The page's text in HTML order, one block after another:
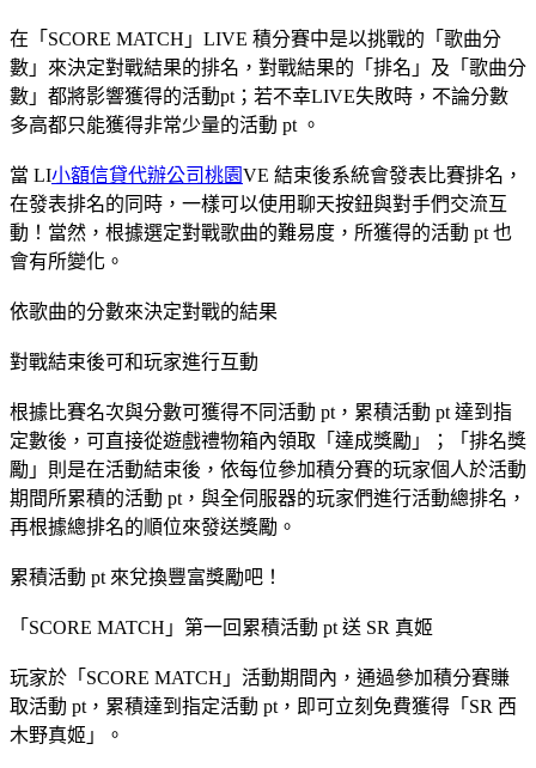
在「SCORE MATCH」LIVE 積分賽中是以挑戰的「歌曲分
數」來決定對戰結果的排名，對戰結果的「排名」及「歌曲分
數」都將影響獲得的活動pt；若不幸LIVE失敗時，不論分數
多高都只能獲得非常少量的活動 pt 。
當 LI小額信貸代辦公司桃園VE 結束後系統會發表比賽排名，
在發表排名的同時，一樣可以使用聊天按鈕與對手們交流互
動！當然，根據選定對戰歌曲的難易度，所獲得的活動 pt 也
會有所變化。
依歌曲的分數來決定對戰的結果
對戰結束後可和玩家進行互動
根據比賽名次與分數可獲得不同活動 pt，累積活動 pt 達到指
定數後，可直接從遊戲禮物箱內領取「達成獎勵」；「排名獎
勵」則是在活動結束後，依每位參加積分賽的玩家個人於活動
期間所累積的活動 pt，與全伺服器的玩家們進行活動總排名，
再根據總排名的順位來發送獎勵。
累積活動 pt 來兌換豐富獎勵吧！
「SCORE MATCH」第一回累積活動 pt 送 SR 真姬
玩家於「SCORE MATCH」活動期間內，通過參加積分賽賺
取活動 pt，累積達到指定活動 pt，即可立刻免費獲得「SR 西
木野真姬」。